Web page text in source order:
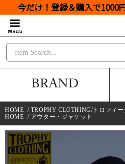
今だけ！登録＆購入で1000
BRAND
HOME / TROPHY CLOTHING/トロフィー
HOME / アウター・ジャケット